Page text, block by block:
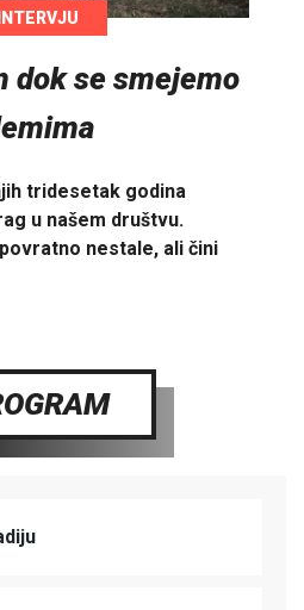
dok se smejemo
tridesetak godina
u našem društvu.
nestale, ali čini